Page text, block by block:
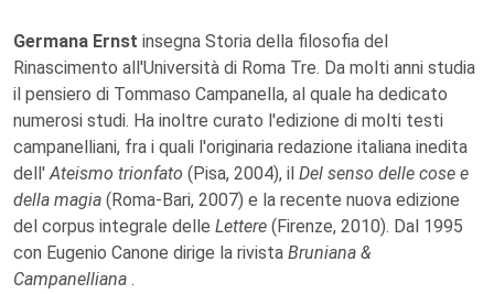
Germana Ernst insegna Storia della filosofia del
Rinascimento all'Università di Roma Tre. Da molti anni studia
il pensiero di Tommaso Campanella, al quale ha dedicato
numerosi studi. Ha inoltre curato l'edizione di molti testi
campanelliani, fra i quali l'originaria redazione italiana inedita
dell'Ateismo trionfato (Pisa, 2004), il Del senso delle cose e
della magia (Roma-Bari, 2007) e la recente nuova edizione
del corpus integrale delle Lettere (Firenze, 2010). Dal 1995
con Eugenio Canone dirige la rivista Bruniana &
Campanelliana .